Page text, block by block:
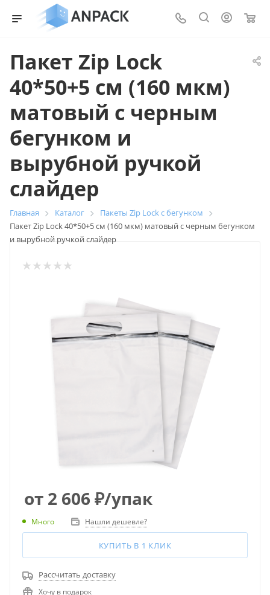
0
Пакет Zip Lock
40*50+5 см (160 мкм)
матовый с черным
бегунком и
вырубной ручкой
слайдер
Главная Каталог
Пакеты Zip Lock с бегунком
Пакет Zip Lock 40*50+5 см (160 мкм) матовый с черным бегунком
и вырубной ручкой слайдер
от 2 606 ₽/упак
Много Нашли дешевле?
КУПИТЬ В 1 КЛИК
Рассчитать доставку
Хочу в подарок